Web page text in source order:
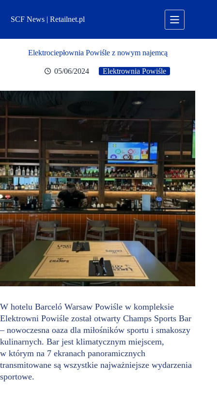
treściSCF News | Retailnet.pl
Elektrociepłownia Powiśle z nowym najemcą
05/06/2024 Elektrownia Powiśle
W hotelu Barceló Warsaw Powiśle w kompleksie
Elektrowni Powiśle został otwarty Champs Sports Bar
– nowoczesna oaza dla miłośników sportu i smakoszy
kulinarnych. Bar jest klimatycznym miejscem,
w którym na 7 ekranach panoramicznych
transmitowane są wszystkie najważniejsze wydarzenia
sportowe.